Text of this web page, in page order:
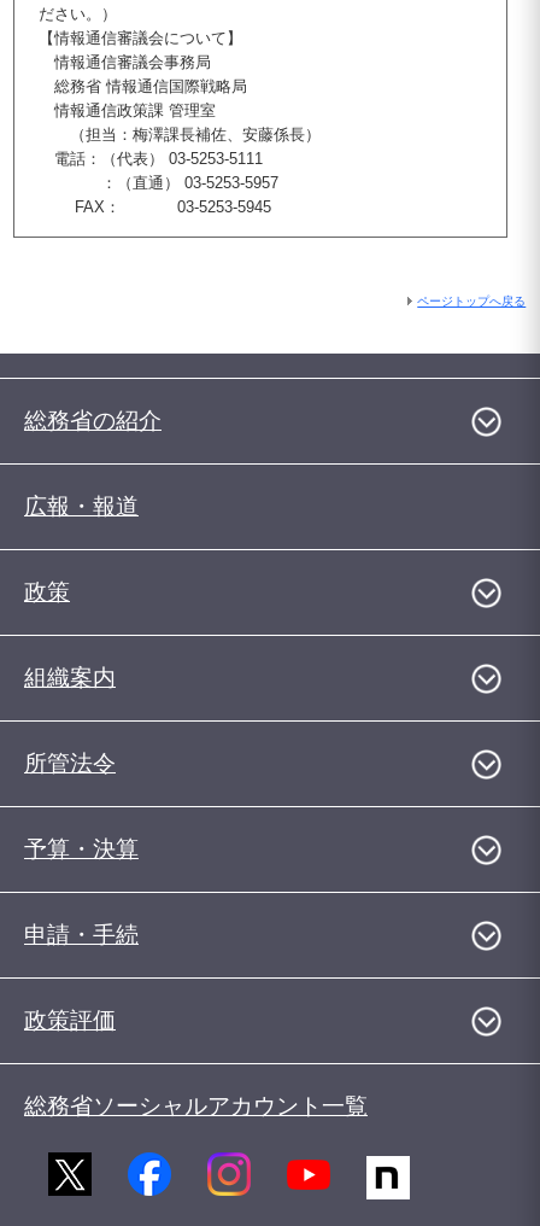
ださい。）
【情報通信審議会について】
情報通信審議会事務局
総務省 情報通信国際戦略局
情報通信政策課 管理室
（担当：梅澤課長補佐、安藤係長）
電話：（代表） 03-5253-5111
：（直通） 03-5253-5957
FAX： 03-5253-5945
ページトップへ戻る
総務省の紹介
広報・報道
政策
組織案内
所管法令
予算・決算
申請・手続
政策評価
総務省ソーシャルアカウント一覧